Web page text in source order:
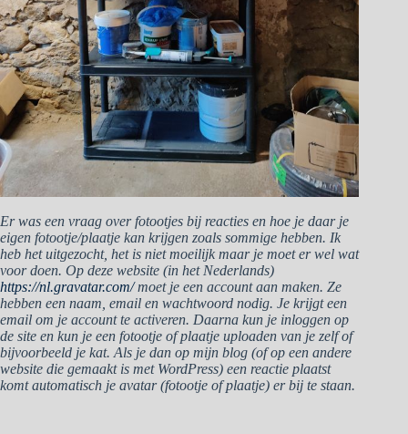
Er was een vraag over fotootjes bij reacties en hoe je daar je
eigen fotootje/plaatje kan krijgen zoals sommige hebben. Ik
heb het uitgezocht, het is niet moeilijk maar je moet er wel wat
voor doen. Op deze website (in het Nederlands)
https://nl.gravatar.com/moet je een account aan maken. Ze
hebben een naam, email en wachtwoord nodig. Je krijgt een
email om je account te activeren. Daarna kun je inloggen op
de site en kun je een fotootje of plaatje uploaden van je zelf of
bijvoorbeeld je kat. Als je dan op mijn blog (of op een andere
website die gemaakt is met WordPress) een reactie plaatst
komt automatisch je avatar (fotootje of plaatje) er bij te staan.